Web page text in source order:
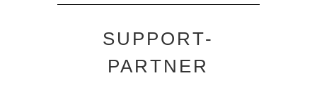
SUPPORT-
PARTNER